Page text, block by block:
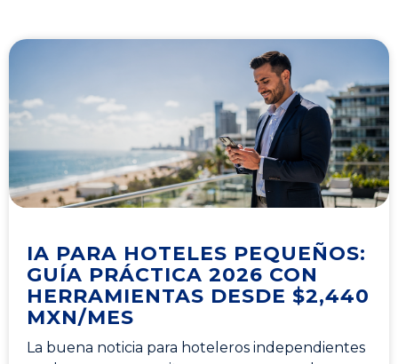
IA PARA HOTELES PEQUEÑOS:
GUÍA PRÁCTICA 2026 CON
HERRAMIENTAS DESDE $2,440
MXN/MES
La buena noticia para hoteleros independientes